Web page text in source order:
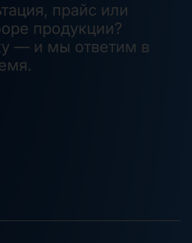
прайс или
продукции?
— и мы ответим в